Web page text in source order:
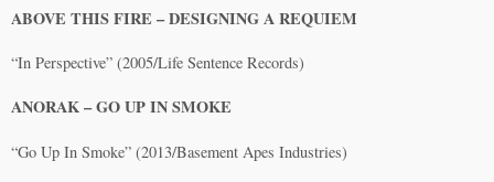
ABOVE THIS FIRE – DESIGNING A REQUIEM
“In Perspective” (2005/Life Sentence Records)
ANORAK – GO UP IN SMOKE
“Go Up In Smoke” (2013/Basement Apes Industries)